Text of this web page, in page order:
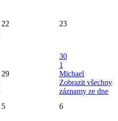
22 23
29
30
1
Michael
Zobrazit všechny
záznamy ze dne
5 6